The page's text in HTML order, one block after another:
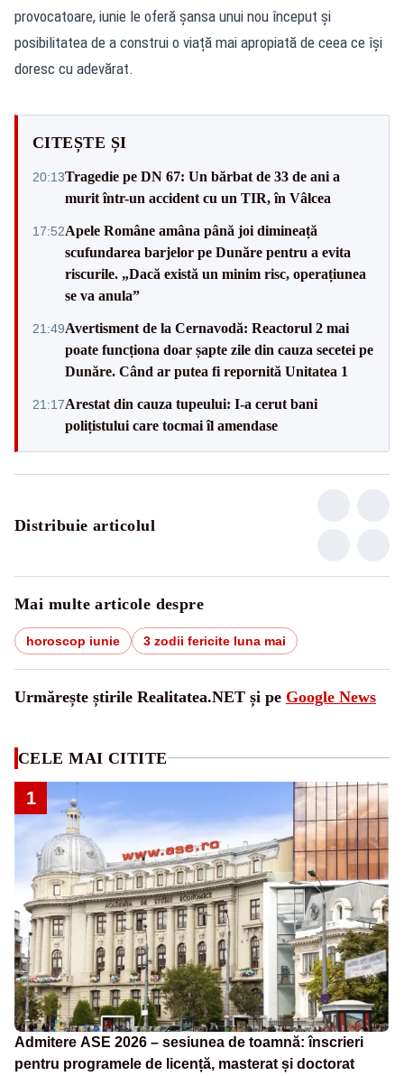
provocatoare, iunie le oferă șansa unui nou început și
posibilitatea de a construi o viață mai apropiată de ceea ce își
doresc cu adevărat.
CITEȘTE ȘI
20:13Tragedie pe DN 67: Un bărbat de 33 de ani a
murit într-un accident cu un TIR, în Vâlcea
17:52Apele Române amâna până joi dimineață
scufundarea barjelor pe Dunăre pentru a evita
riscurile. „Dacă există un minim risc, operațiunea
se va anula”
21:49Avertisment de la Cernavodă: Reactorul 2 mai
poate funcționa doar șapte zile din cauza secetei pe
Dunăre. Când ar putea fi repornită Unitatea 1
21:17Arestat din cauza tupeului: I-a cerut bani
polițistului care tocmai îl amendase
Distribuie articolul
Mai multe articole despre
horoscop iunie 3 zodii fericite luna mai
Urmărește știrile Realitatea.NET și pe Google News
CELE MAI CITITE
1
Admitere ASE 2026 – sesiunea de toamnă: înscrieri
pentru programele de licență, masterat și doctorat